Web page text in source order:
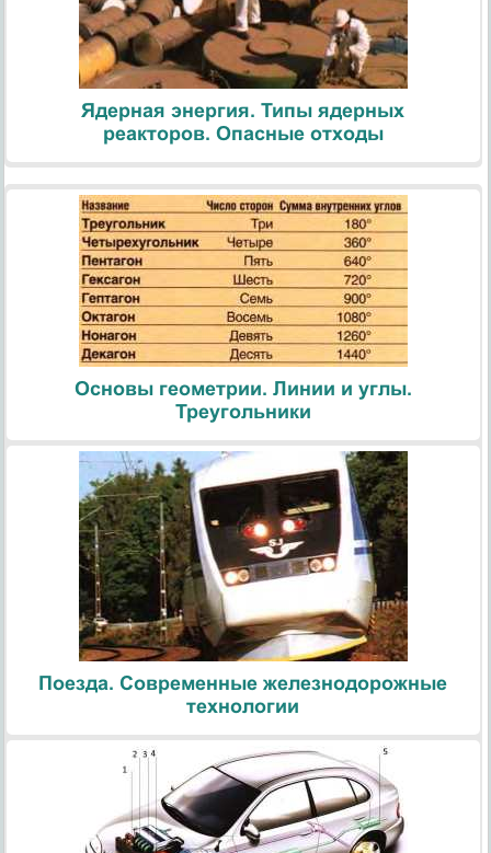
Ядерная энергия. Типы ядерных
реакторов. Опасные отходы
Основы геометрии. Линии и углы.
Треугольники
Поезда. Современные железнодорожные
технологии